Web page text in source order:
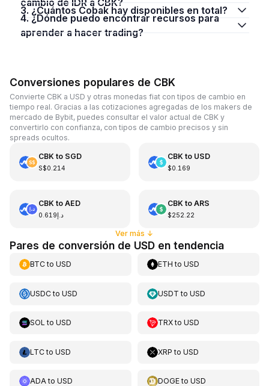
3. ¿Cuántos Cobak hay disponibles en total?
4. ¿Dónde puedo encontrar recursos para
aprender a hacer trading?
Conversiones populares de CBK
Convierte CBK a USD y otras monedas fiat con tipos de cambio en
tiempo real. Gracias a las cotizaciones agregadas de los makers de
mercado de Bybit, puedes consultar el valor actual de CBK y
convertirlo con confianza, con tipos de cambio precisos y sin
spreads ocultos.
CBKto SGD
S$0.214
CBKto USD
$0.169
CBKto AED
د.إ0.619
CBKto ARS
$252.22
Ver más ↓
Pares de conversión de USD en tendencia
BTCto USD ETH toUSD
USDCto USD USDT toUSD
SOL to USD TRXtoUSD
LTCto USD XRP toUSD
ADAto USD DOGEtoUSD